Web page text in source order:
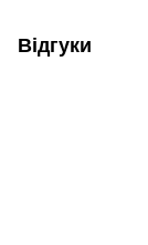
Відгуки